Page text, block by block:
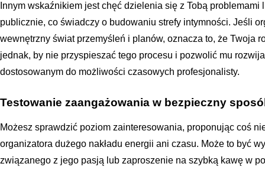
Innym wskaźnikiem jest chęć dzielenia się z Tobą
publicznie, co świadczy o budowaniu strefy intymności. Jeśli
wewnętrzny świat przemyśleń i planów, oznacza to, że Twoja
jednak, by nie przyspieszać tego procesu i pozwolić mu
dostosowanym do możliwości czasowych profesjonalisty.
Testowanie zaangażowania w bezpieczny
Możesz sprawdzić poziom zainteresowania, proponując coś
organizatora dużego nakładu energii ani czasu. Może to być
związanego z jego pasją lub zaproszenie na szybką kawę w